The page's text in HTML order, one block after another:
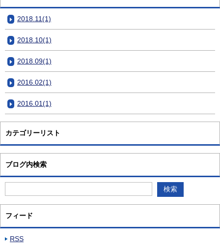
2018.11(1)
2018.10(1)
2018.09(1)
2016.02(1)
2016.01(1)
カテゴリーリスト
ブログ内検索
フィード
RSS